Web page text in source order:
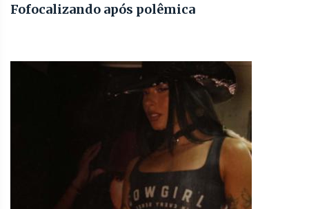
Fofocalizando após polêmica